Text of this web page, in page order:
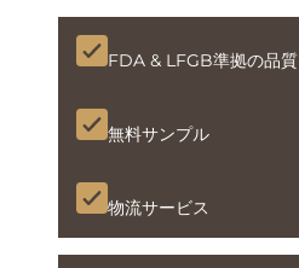
FDA & LFGB準拠の品質
無料サンプル
物流サービス